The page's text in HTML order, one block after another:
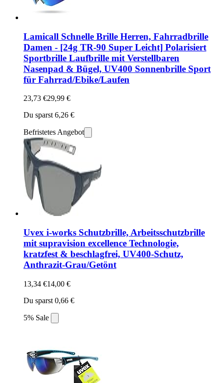
Lamicall Schnelle Brille Herren, Fahrradbrille
Damen - [24g TR-90 Super Leicht] Polarisiert
Sportbrille Laufbrille mit Verstellbaren
Nasenpad & Bügel, UV400 Sonnenbrille Sport
für Fahrrad/Ebike/Laufen
23,73 €29,99 €
Du sparst 6,26 €
Befristetes Angebot
Uvex i-works Schutzbrille, Arbeitsschutzbrille
mit supravision excellence Technologie,
kratzfest & beschlagfrei, UV400-Schutz,
Anthrazit-Grau/Getönt
13,34 €14,00 €
Du sparst 0,66 €
5% Sale